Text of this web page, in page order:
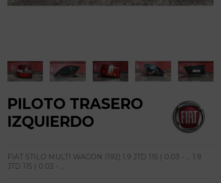
PILOTO TRASERO
IZQUIERDO
FIAT STILO MULTI WAGON (192) 1.9 JTD 115 | 0.03 - ... 1.9
JTD 115 | 0.03 - ...